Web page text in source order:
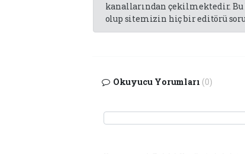
kanallarından çekilmektedir.
olup sitemizin hiç bir editörü
Okuyucu Yorumları (0)